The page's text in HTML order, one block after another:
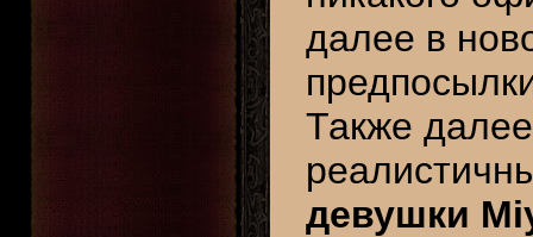
далее в
Также
девушки